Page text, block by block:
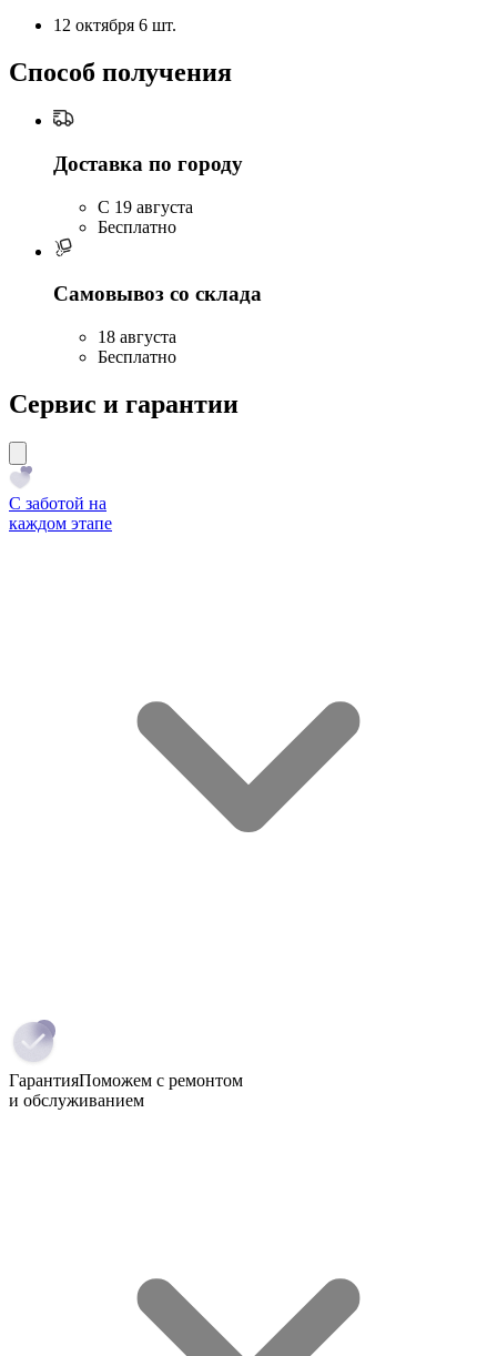
12 октября 6 шт.
Способ получения
Доставка по городу
C 19 августа
Бесплатно
Самовывоз со склада
18 августа
Бесплатно
Сервис и гарантии
С заботой на
каждом этапе
ГарантияПоможем с ремонтом
и обслуживанием